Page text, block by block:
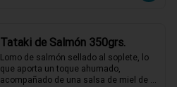
Tataki de Salmón 350grs.
Lomo de salmón sellado al soplete, lo
que aporta un toque ahumado,
acompañado de una salsa de miel de